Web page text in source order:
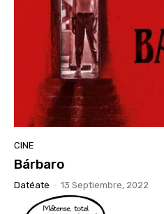
CINE
Bárbaro
Datéate - 13 Septiembre, 2022